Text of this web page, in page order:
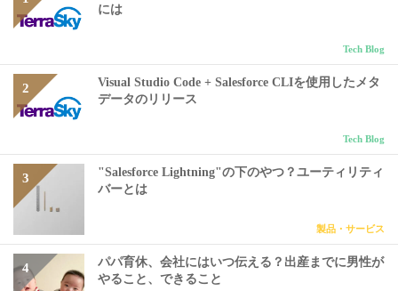
には
Tech Blog
Visual Studio Code + Salesforce CLIを使用したメタ
データのリリース
Tech Blog
"Salesforce Lightning"の下のやつ？ユーティリティ
バーとは
製品・サービス
パパ育休、会社にはいつ伝える？出産までに男性が
やること、できること